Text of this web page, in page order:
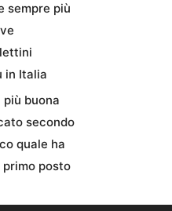
sempre più
in Italia
più buona
secondo
quale ha
posto